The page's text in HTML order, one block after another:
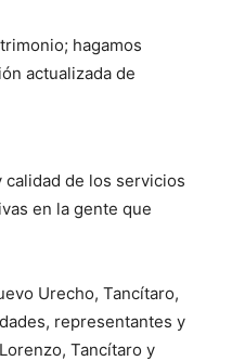
hagamos
actualizada de
calidad de los servicios
en la gente que
Urecho, Tancítaro,
representantes y
Tancítaro y